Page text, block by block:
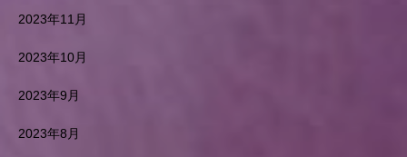
2023年11月
2023年10月
2023年9月
2023年8月